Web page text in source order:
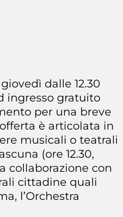
dalle 12.30
ingresso gratuito
per una breve
è articolata in
musicali o teatrali
(ore 12.30,
collaborazione con
cittadine quali
l’Orchestra